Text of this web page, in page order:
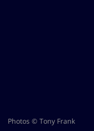
Photos © Tony Frank